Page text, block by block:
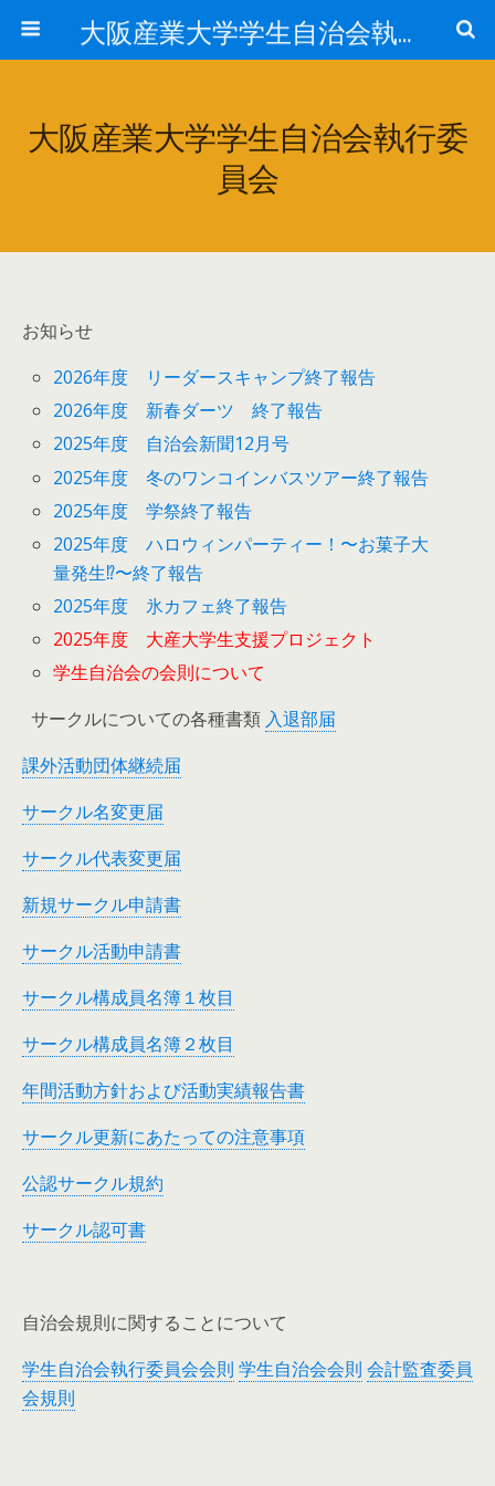
大阪産業大学学生自治会執行委員会
大阪産業大学学生自治会執行委
員会
お知らせ
2026年度 リーダースキャンプ終了報告
2026年度 新春ダーツ 終了報告
2025年度 自治会新聞12月号
2025年度 冬のワンコインバスツアー終了報告
2025年度 学祭終了報告
2025年度 ハロウィンパーティー！〜お菓子大
量発生⁉︎〜終了報告
2025年度 氷カフェ終了報告
2025年度 大産大学生支援プロジェクト
学生自治会の会則について
サークルについての各種書類 入退部届
課外活動団体継続届
サークル名変更届
サークル代表変更届
新規サークル申請書
サークル活動申請書
サークル構成員名簿１枚目
サークル構成員名簿２枚目
年間活動方針および活動実績報告書
サークル更新にあたっての注意事項
公認サークル規約
サークル認可書
自治会規則に関することについて
学生自治会執行委員会会則 学生自治会会則 会計監査委員
会規則